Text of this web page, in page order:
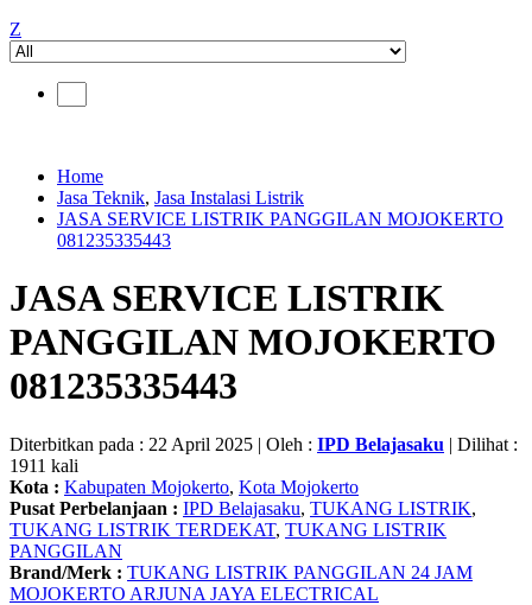
Z
Home
Jasa Teknik, Jasa Instalasi Listrik
JASA SERVICE LISTRIK PANGGILAN MOJOKERTO
081235335443
JASA SERVICE LISTRIK
PANGGILAN MOJOKERTO
081235335443
Diterbitkan pada : 22 April 2025 | Oleh : IPD Belajasaku | Dilihat :
1911 kali
Kota : Kabupaten Mojokerto, Kota Mojokerto
Pusat Perbelanjaan : IPD Belajasaku, TUKANG LISTRIK,
TUKANG LISTRIK TERDEKAT, TUKANG LISTRIK
PANGGILAN
Brand/Merk : TUKANG LISTRIK PANGGILAN 24 JAM
MOJOKERTO ARJUNA JAYA ELECTRICAL